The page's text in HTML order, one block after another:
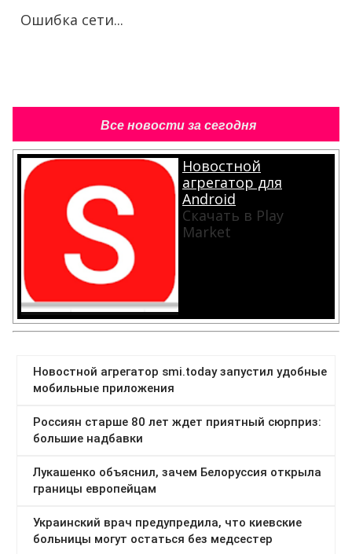
Ошибка сети...
Все новости за сегодня
Новостной
агрегатор для
Android
Скачать в Play
Market